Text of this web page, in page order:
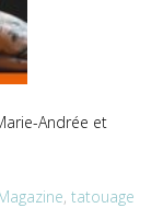
Andrée et
,tatouage